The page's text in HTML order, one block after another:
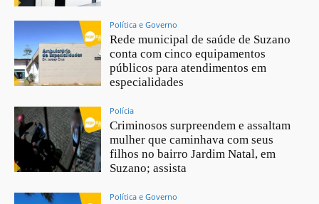
Política e Governo
Rede municipal de saúde de Suzano
conta com cinco equipamentos
públicos para atendimentos em
especialidades
Polícia
Criminosos surpreendem e assaltam
mulher que caminhava com seus
filhos no bairro Jardim Natal, em
Suzano; assista
Política e Governo